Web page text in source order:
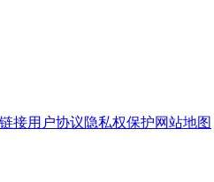
接用户协议隐私权保护网站地图